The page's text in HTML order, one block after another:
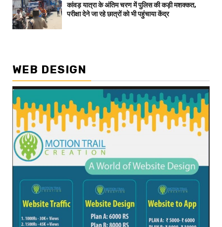
कांवड़ यात्रा के अंतिम चरण में पुलिस की कड़ी मशक्कत,
परीक्षा देने जा रहे छात्रों को भी पहुंचाया केंद्र
WEB DESIGN